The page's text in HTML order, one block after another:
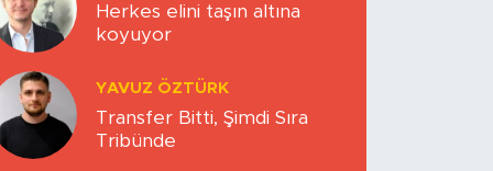
Herkes elini taşın altına
koyuyor
YAVUZ ÖZTÜRK
Transfer Bitti, Şimdi Sıra
Tribünde